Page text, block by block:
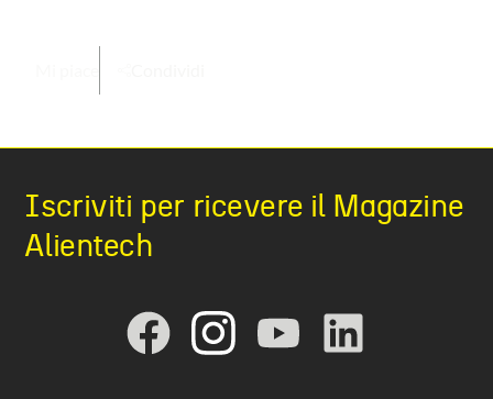
Iscriviti per ricevere il Magazine
Alientech